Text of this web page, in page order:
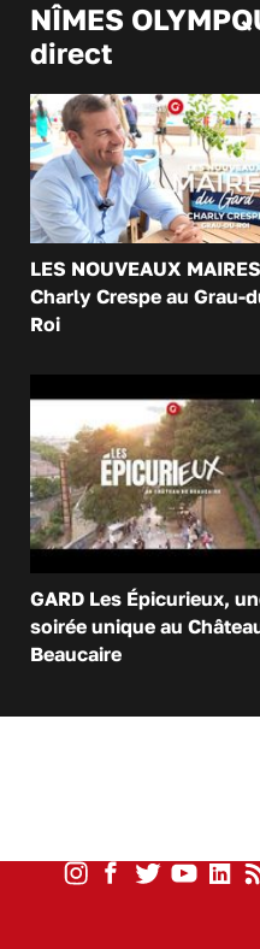
NÎMES
direct
LES NOUVEAUX MAIRES
Charly Crespe au Grau-
Roi
GARD Les Épicurieux,
soirée unique au
Beaucaire